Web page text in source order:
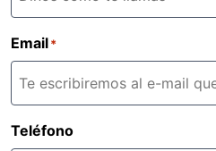
Email*
Teléfono